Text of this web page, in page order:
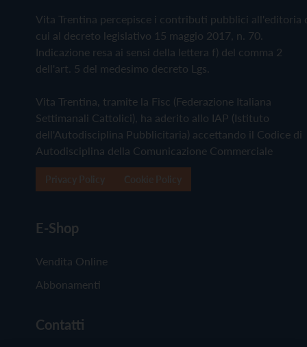
Vita Trentina percepisce i contributi pubblici all'editoria
cui al decreto legislativo 15 maggio 2017, n. 70.
Indicazione resa ai sensi della lettera f) del comma 2
dell'art. 5 del medesimo decreto Lgs.
Vita Trentina, tramite la Fisc (Federazione Italiana
Settimanali Cattolici), ha aderito allo IAP (Istituto
dell'Autodisciplina Pubblicitaria) accettando il Codice di
Autodisciplina della Comunicazione Commerciale
E-Shop
Vendita Online
Abbonamenti
Contatti